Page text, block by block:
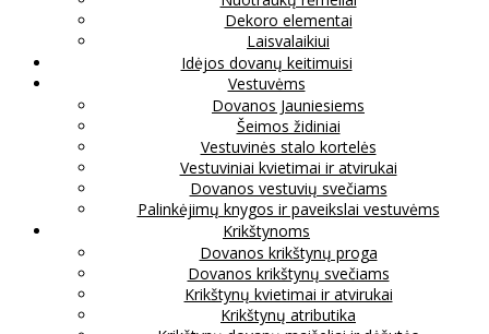
Dekoro elementai
Laisvalaikiui
Idėjos dovanų keitimuisi
Vestuvėms
Dovanos Jauniesiems
Šeimos židiniai
Vestuvinės stalo kortelės
Vestuviniai kvietimai ir atvirukai
Dovanos vestuvių svečiams
Palinkėjimų knygos ir paveikslai vestuvėms
Krikštynoms
Dovanos krikštynų proga
Dovanos krikštynų svečiams
Krikštynų kvietimai ir atvirukai
Krikštynų atributika